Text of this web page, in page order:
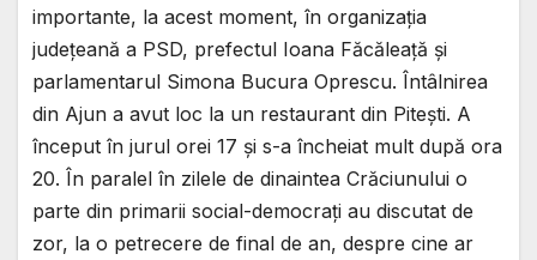
importante, la acest moment, în organizația
județeană a PSD, prefectul Ioana Făcăleață și
parlamentarul Simona Bucura Oprescu. Întâlnirea
din Ajun a avut loc la un restaurant din Pitești. A
început în jurul orei 17 și s-a încheiat mult după ora
20. În paralel în zilele de dinaintea Crăciunului o
parte din primarii social-democrați au discutat de
zor, la o petrecere de final de an, despre cine ar